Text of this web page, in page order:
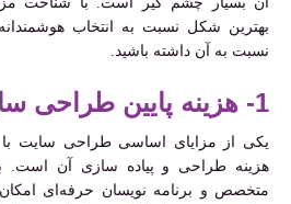
بهترین شکل نسبت به انتخاب
نسبت به آن داشته باشید.
1- هزینه پایین طراحی سایت
یکی از مزایای اساسی طراحی سایت با
هزینه طراحی و پیاده سازی آن است.
متخصص و برنامه نویسان حرفه‌ای